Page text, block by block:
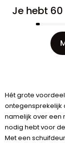
Je hebt
Hét grote
ontegensprekelijk
namelijk over een
nodig hebt voor
Met een